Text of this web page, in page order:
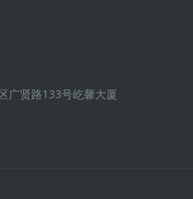
广贤路133号屹馨大厦